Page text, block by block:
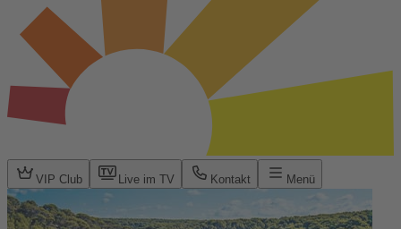
VIP Club Live im TV Kontakt Menü